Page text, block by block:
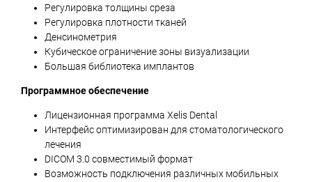
Регулировка толщины среза
Регулировка плотности тканей
Денсинометрия
Кубическое ограничение зоны визуализации
Большая библиотека имплантов
Программное обеспечение
Лицензионная программа Xelis Dental
Интерфейс оптимизирован для стоматологического
лечения
DICOM 3.0 совместимый формат
Возможность подключения различных мобильных